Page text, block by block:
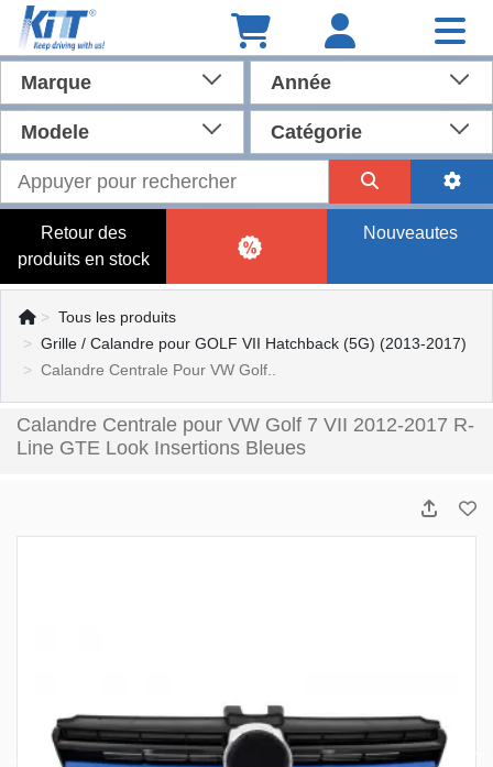
Marque Année
Modele Catégorie
Retour des
produits en stock
Nouveautes
Tous les produits
Grille / Calandre pour GOLF VII Hatchback (5G) (2013-2017)
Calandre Centrale Pour VW Golf..
Calandre Centrale pour VW Golf 7 VII 2012-2017 R-
Line GTE Look Insertions Bleues